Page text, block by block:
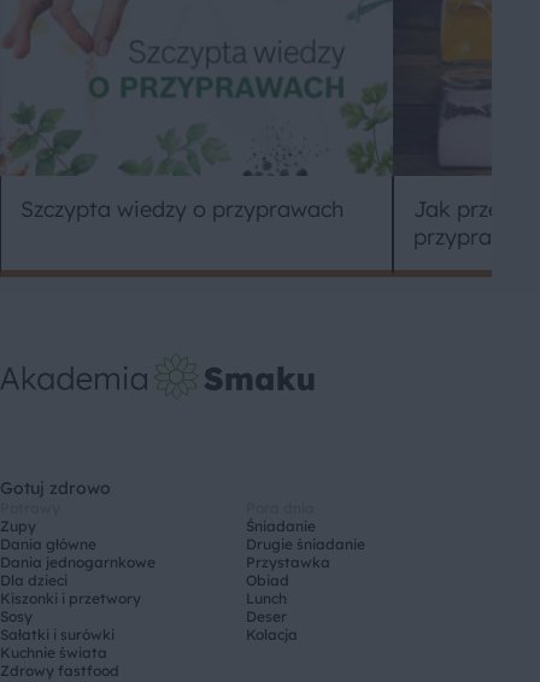
Szczypta wiedzy o przyprawach
Jak
przyprawy?
Gotuj zdrowo
Zupy
Dania główne
Dania jednogarnkowe
Dla dzieci
Kiszonki i przetwory
Sosy
Sałatki i surówki
Kuchnie świata
Zdrowy fastfood
Śniadanie
Drugie śniadanie
Przystawka
Obiad
Lunch
Deser
Kolacja